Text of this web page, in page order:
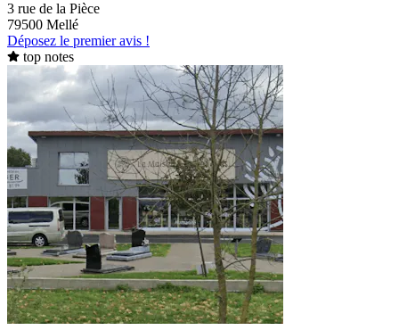
3 rue de la Pièce
79500 Mellé
Déposez le premier avis !
top notes